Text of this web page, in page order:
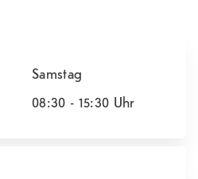
Samstag
08:30 - 15:30 Uhr